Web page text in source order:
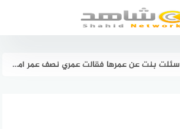
سئلت بنت عن عمرها فقالت عمري نصف عمر امي ، فقيل كم عمر امك؟ قالت لا اعلم .ولكن امي اصغر من ابي بخمس سنوات ، فقيل وكم عمر ابيك ؟ قالت لا اعلم . ولكن مجموع أعمارنا يساوي ١٠٠ المطلوب عمر البنت ؟ عمر الأم ؟ عمر الأب ؟